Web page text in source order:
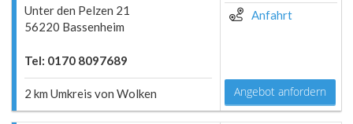
Unter den Pelzen 21
56220 Bassenheim
Tel: 0170 8097689
2 km Umkreis von Wolken
Anfahrt
Angebot anfordern